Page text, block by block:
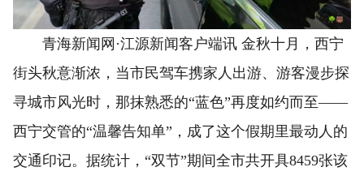
青海新闻网·江源新闻客户端讯 金秋十月，西宁
街头秋意渐浓，当市民驾车携家人出游、游客漫步探
寻城市风光时，那抹熟悉的“蓝色”再度如约而至——
西宁交管的“温馨告知单”，成了这个假期里最动人的
交通印记。据统计，“双节”期间全市共开具8459张该